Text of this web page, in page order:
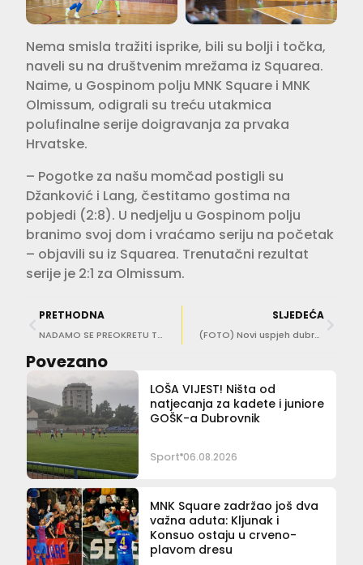
Nema smisla tražiti isprike, bili su bolji i točka,
naveli su na društvenim mrežama iz Squarea.
Naime, u Gospinom polju MNK Square i MNK
Olmissum, odigrali su treću utakmica
polufinalne serije doigravanja za prvaka
Hrvatske.
– Pogotke za našu momčad postigli su
Džanković i Lang, čestitamo gostima na
pobjedi (2:8). U nedjelju u Gospinom polju
branimo svoj dom i vraćamo seriju na početak
– objavili su iz Squarea. Trenutačni rezultat
serije je 2:1 za Olmissum.
PRETHODNA
NADAMO SE PREOKRETU Trenutačno jedini gol za Square dao je Haron Džanković
SLJEDEĆA
(FOTO) Novi uspjeh dubrovačkih bridžista: Đivo Tikvica i Joško Đilović na vrhu poretka
Povezano
LOŠA VIJEST! Ništa od
natjecanja za kadete i juniore
GOŠK-a Dubrovnik
Sport 06.08.2026
MNK Square zadržao još dva
važna aduta: Kljunak i
Konsuo ostaju u crveno-
plavom dresu